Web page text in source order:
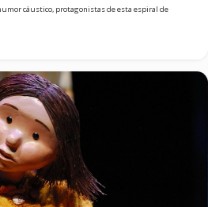
cáustico, protagonistas de esta espiral de